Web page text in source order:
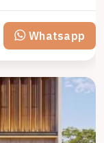
Whatsapp